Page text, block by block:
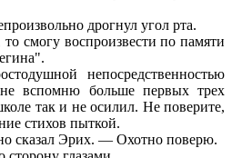
дрогнул угол рта.
смогу воспроизвести по памяти
непосредственностью
вспомню больше первых трех
так и не осилил. Не поверите,
стихов пыткой.
сказал Эрих. — Охотно поверю.